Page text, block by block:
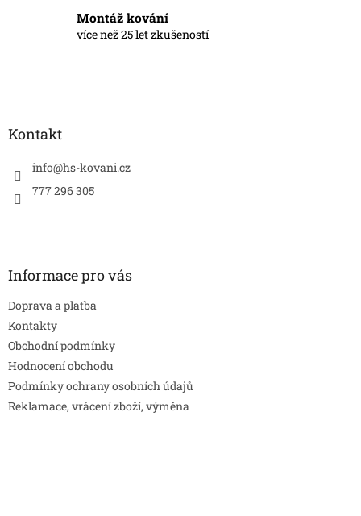
Montáž kování
více než 25 let zkušeností
Z
Kontakt
info@hs-kovani.cz
777 296 305
Informace pro vás
Doprava a platba
Kontakty
Obchodní podmínky
Hodnocení obchodu
Podmínky ochrany osobních údajů
Reklamace, vrácení zboží, výměna